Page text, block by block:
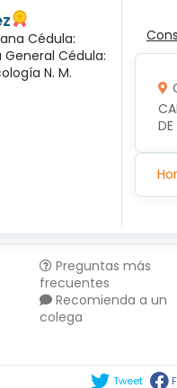
Cédula:
General Cédula:
N. M.
Preguntas más
frecuentes
Recomienda a un
colega
Tweet